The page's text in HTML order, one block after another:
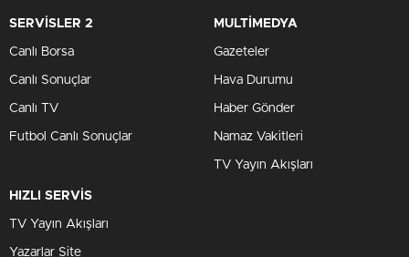
SERVİSLER 2
Canlı Borsa
Canlı Sonuçlar
Canlı TV
Futbol Canlı Sonuçlar
MULTİMEDYA
Gazeteler
Hava Durumu
Haber Gönder
Namaz Vakitleri
TV Yayın Akışları
HIZLI SERVİS
TV Yayın Akışları
Yazarlar Site